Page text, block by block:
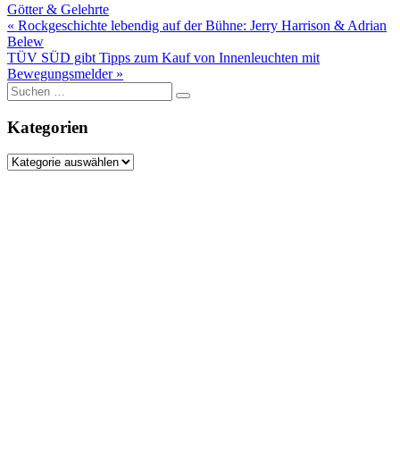
Götter & Gelehrte
Beitragsnavigation
« Rockgeschichte lebendig auf der Bühne: Jerry Harrison & Adrian
Belew
TÜV SÜD gibt Tipps zum Kauf von Innenleuchten mit
Bewegungsmelder »
Suche
nach:
Kategorien
Kategorien